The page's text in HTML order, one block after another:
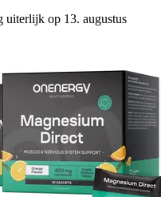
uiterlijk op 13. augustus